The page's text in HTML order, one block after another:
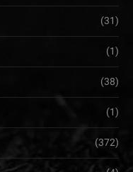
(31)
(1)
(38)
(1)
(372)